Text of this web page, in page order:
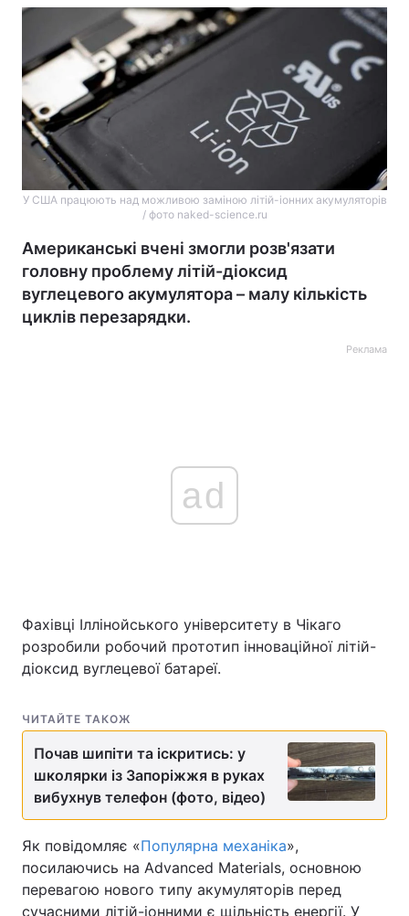
У США працюють над можливою заміною літій-іонних акумуляторів
/ фото naked-science.ru
Американські вчені змогли розв'язати
головну проблему літій-діоксид
вуглецевого акумулятора – малу кількість
циклів перезарядки.
Реклама
ad
Фахівці Іллінойського університету в Чікаго
розробили робочий прототип інноваційної літій-
діоксид вуглецевої батареї.
ЧИТАЙТЕ ТАКОЖ
Почав шипіти та іскритись: у
школярки із Запоріжжя в руках
вибухнув телефон (фото, відео)
Як повідомляє «Популярна механіка»,
посилаючись на Advanced Materials, основною
перевагою нового типу акумуляторів перед
сучасними літій-іонними є щільність енергії. У